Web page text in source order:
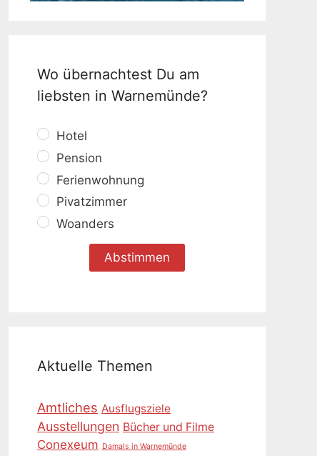
Wo übernachtest Du am
liebsten in Warnemünde?
Hotel
Pension
Ferienwohnung
Pivatzimmer
Woanders
Aktuelle Themen
Amtliches Ausflugsziele
Ausstellungen Bücher und Filme
Conexeum Damals in Warnemünde